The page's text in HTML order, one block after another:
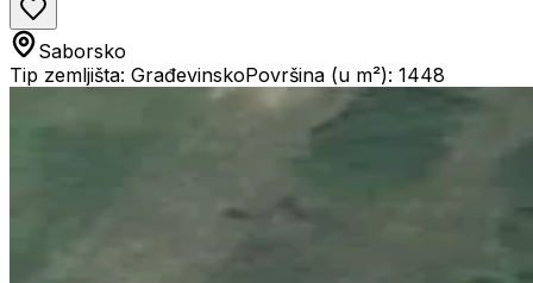
Saborsko
Tip zemljišta: GrađevinskoPovršina (u m²): 1448